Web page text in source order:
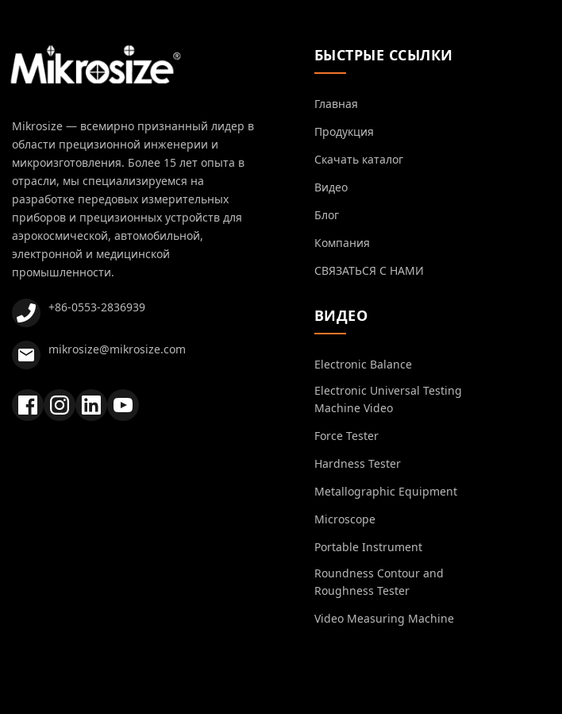
Mikrosize — всемирно признанный лидер в
области прецизионной инженерии и
микроизготовления. Более 15 лет опыта в
отрасли, мы специализируемся на
разработке передовых измерительных
приборов и прецизионных устройств для
аэрокосмической, автомобильной,
электронной и медицинской
промышленности.
+86-0553-2836939
mikrosize@mikrosize.com
БЫСТРЫЕ ССЫЛКИ
Главная
Продукция
Скачать каталог
Видео
Блог
Компания
СВЯЗАТЬСЯ С НАМИ
ВИДЕО
Electronic Balance
Electronic Universal Testing
Machine Video
Force Tester
Hardness Tester
Metallographic Equipment
Microscope
Portable Instrument
Roundness Contour and
Roughness Tester
Video Measuring Machine